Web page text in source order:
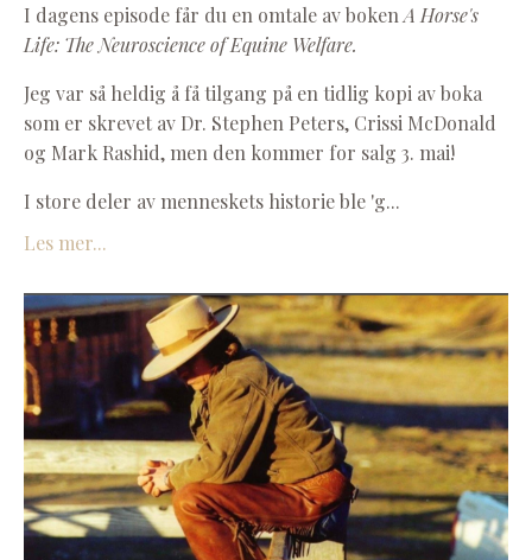
I dagens episode får du en omtale av boken A Horse's
Life: The Neuroscience of Equine Welfare.
Jeg var så heldig å få tilgang på en tidlig kopi av boka
som er skrevet av Dr. Stephen Peters, Crissi McDonald
og Mark Rashid, men den kommer for salg 3. mai!
I store deler av menneskets historie ble 'g...
Les mer...